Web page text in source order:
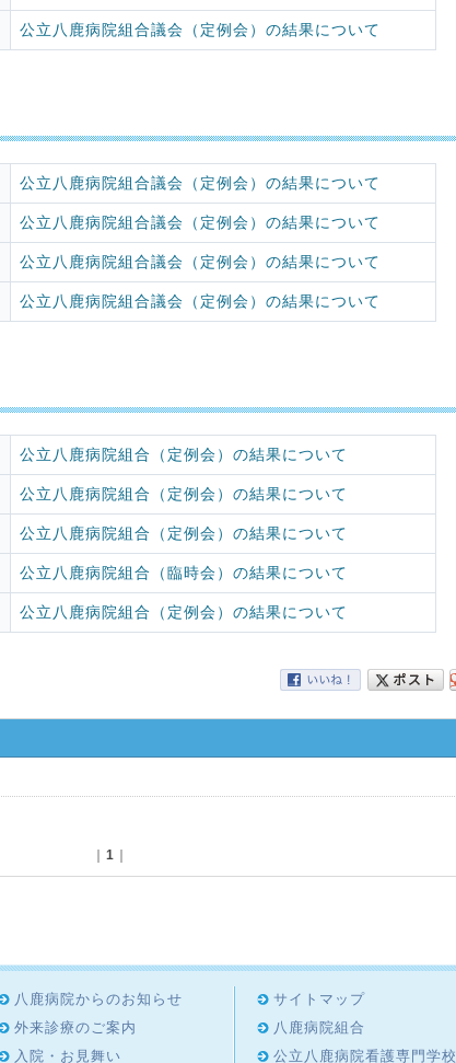
公立八鹿病院組合議会（定例会）の結果について
公立八鹿病院組合議会（定例会）の結果について
公立八鹿病院組合議会（定例会）の結果について
公立八鹿病院組合議会（定例会）の結果について
公立八鹿病院組合議会（定例会）の結果について
公立八鹿病院組合（定例会）の結果について
公立八鹿病院組合（定例会）の結果について
公立八鹿病院組合（定例会）の結果について
公立八鹿病院組合（臨時会）の結果について
公立八鹿病院組合（定例会）の結果について
1
八鹿病院からのお知らせ
外来診療のご案内
入院・お見舞い
サイトマップ
八鹿病院組合
公立八鹿病院看護専門学校